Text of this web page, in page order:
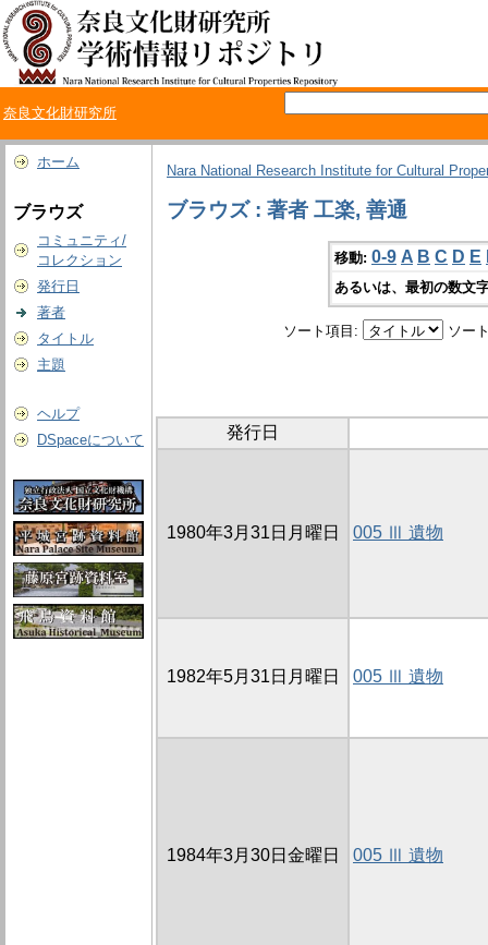
奈良文化財研究所
ホーム
ブラウズ
コミュニティ/
コレクション
発行日
著者
タイトル
主題
ヘルプ
DSpaceについて
Nara National Research Institute for Cultural
ブラウズ : 著者 工楽, 善通
移動: 0-9 A B C D E
あるいは、最初の数文
ソート項目: ソー
発行日
1980年3月31日月曜日 005 Ⅲ 遺物
1982年5月31日月曜日 005 Ⅲ 遺物
1984年3月30日金曜日 005 Ⅲ 遺物